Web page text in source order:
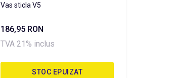
Vas sticla V5
186,95 RON
TVA 21% inclus
STOC EPUIZAT